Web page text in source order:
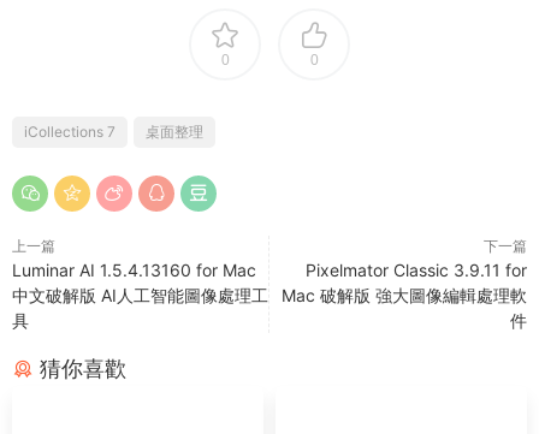
0 0
iCollections 7 桌面整理
上一篇
Luminar AI 1.5.4.13160 for Mac
中文破解版 AI人工智能圖像處理工
具
下一篇
Pixelmator Classic 3.9.11 for
Mac 破解版 強大圖像編輯處理軟
件
猜你喜歡